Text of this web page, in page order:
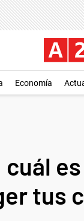
Economía
tus